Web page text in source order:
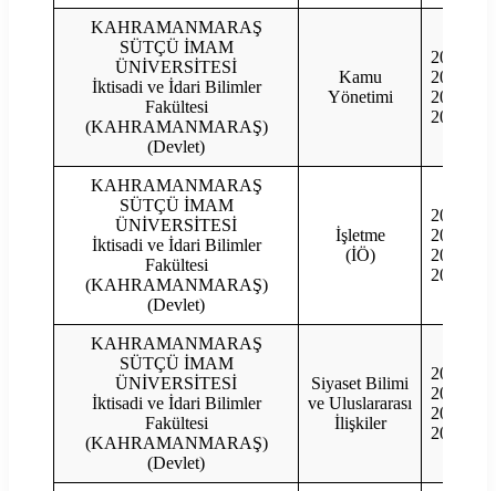
KAHRAMANMARAŞ
SÜTÇÜ İMAM
ÜNİVERSİTESİ
İktisadi ve İdari Bilimler
Fakültesi
(KAHRAMANMARAŞ)
(Devlet)
Kamu
Yönetimi
2023
2022
2021
2020
KAHRAMANMARAŞ
SÜTÇÜ İMAM
ÜNİVERSİTESİ
İktisadi ve İdari Bilimler
Fakültesi
(KAHRAMANMARAŞ)
(Devlet)
İşletme
(İÖ)
2023
2022
2021
2020
KAHRAMANMARAŞ
SÜTÇÜ İMAM
ÜNİVERSİTESİ
İktisadi ve İdari Bilimler
Fakültesi
(KAHRAMANMARAŞ)
(Devlet)
Siyaset Bilimi
ve Uluslararası
İlişkiler
2023
2022
2021
2020